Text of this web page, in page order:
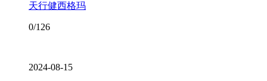
天行健西格玛
0/126
2024-08-15